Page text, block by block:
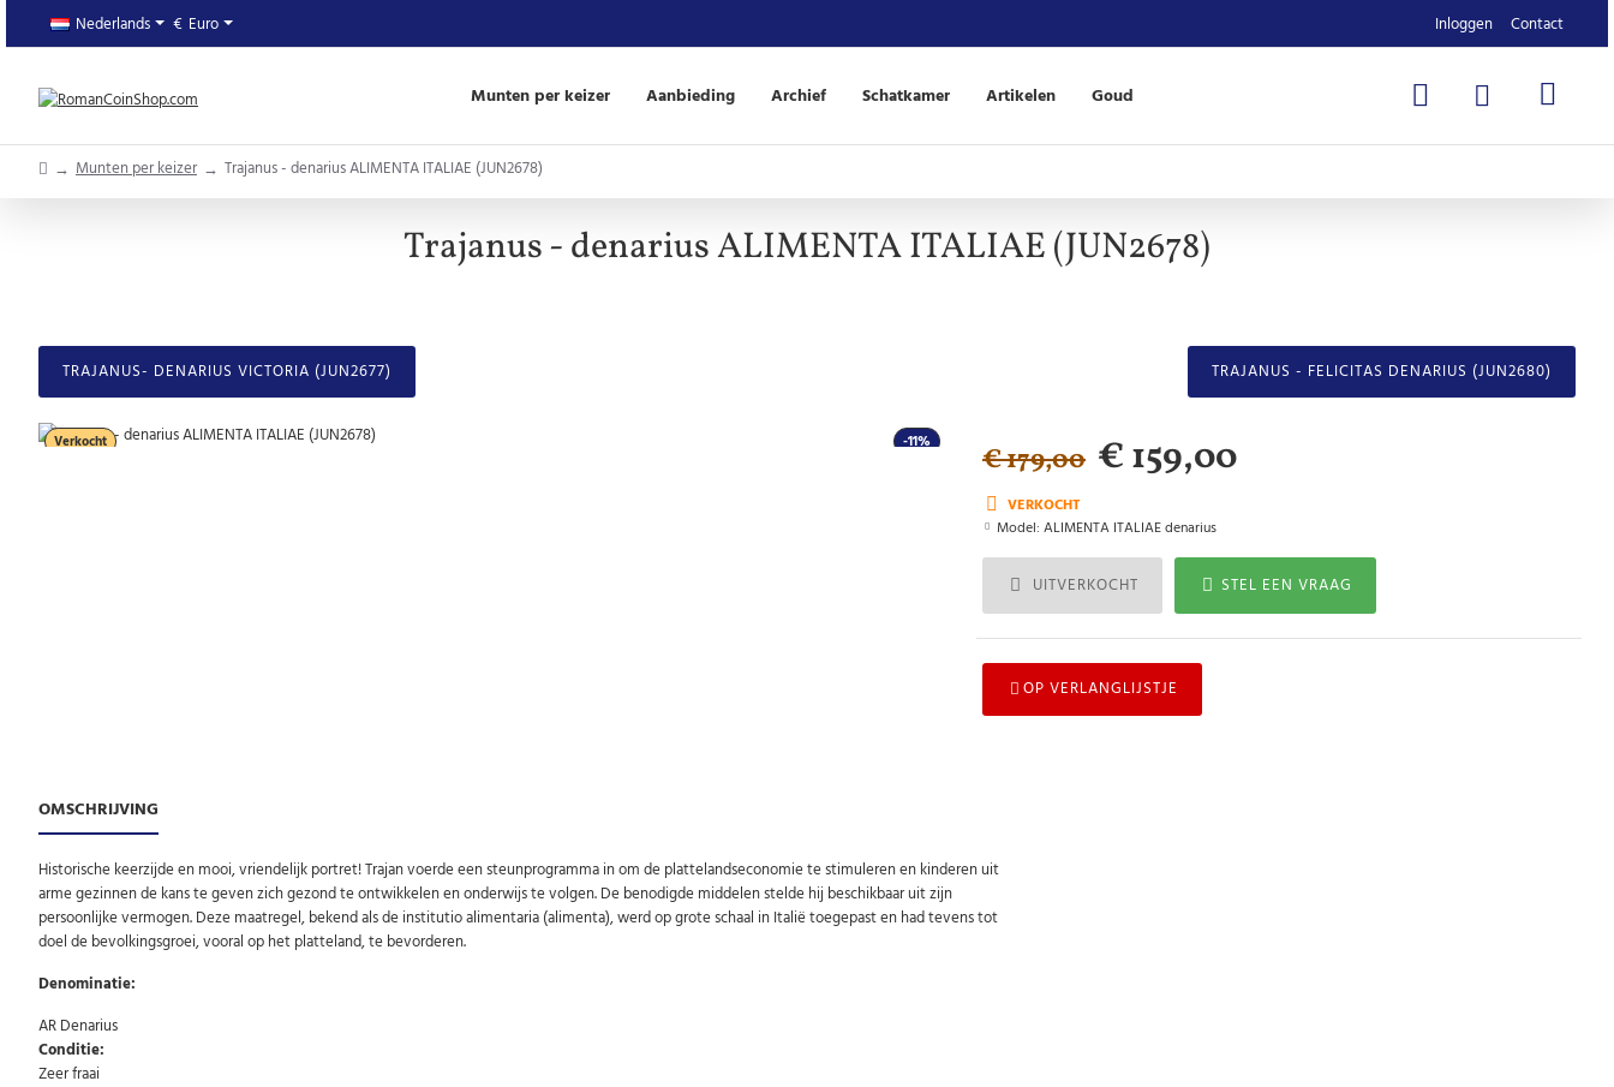
Nederlands € Euro Inloggen Contact
Munten per keizer Aanbieding Archief Schatkamer Artikelen Goud
homeMunten per keizer Trajanus - denarius ALIMENTA ITALIAE (JUN2678)
Trajanus - denarius ALIMENTA ITALIAE (JUN2678)
TRAJANUS- DENARIUS VICTORIA (JUN2677) TRAJANUS - FELICITAS DENARIUS (JUN2680)
-11%
Verkocht
VERKOCHT
Model: ALIMENTA ITALIAE denarius
€ 159,00
€ 179,00
UITVERKOCHT STEL EEN VRAAG
OP VERLANGLIJSTJE
OMSCHRIJVING
Historische keerzijde en mooi, vriendelijk portret! Trajan voerde een steunprogramma in om de plattelandseconomie te stimuleren en kinderen uit
arme gezinnen de kans te geven zich gezond te ontwikkelen en onderwijs te volgen. De benodigde middelen stelde hij beschikbaar uit zijn
persoonlijke vermogen. Deze maatregel, bekend als de institutio alimentaria (alimenta), werd op grote schaal in Italië toegepast en had tevens tot
doel de bevolkingsgroei, vooral op het platteland, te bevorderen.
Denominatie:
AR Denarius
Conditie:
Zeer fraai